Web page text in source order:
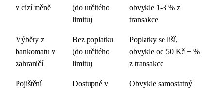
v cizí měně
(do určitého
limitu)
obvykle 1-3 % z
transakce
Výběry z
bankomatu v
zahraničí
Bez poplatku
(do určitého
limitu)
Poplatky se liší,
obvykle od 50 Kč + %
z transakce
Pojištění
Dostupné v
Obvykle samostatný